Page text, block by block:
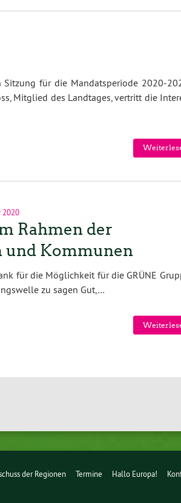
Sitzung für die Mandatsperiode 2020-
Mitglied des Landtages, vertritt die
2020
Rahmen der
und Kommunen
für die Möglichkeit für die GRÜNE
zu sagen Gut,…
der Regionen Termine Hallo Europa!